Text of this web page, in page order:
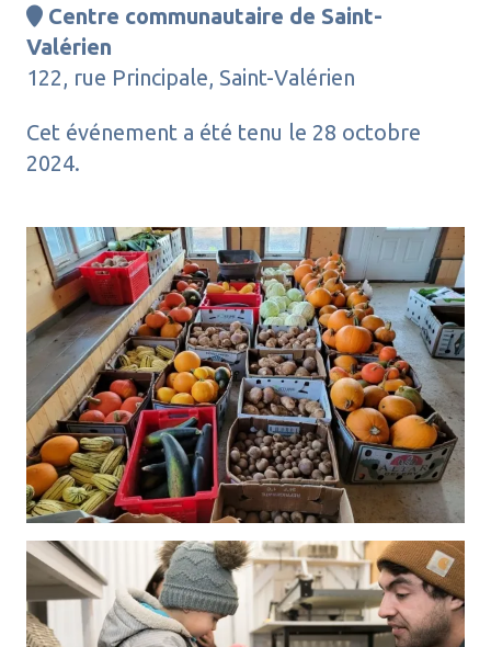
Centre communautaire de Saint-
Valérien
122, rue Principale, Saint-Valérien
Cet événement a été tenu le 28 octobre
2024.